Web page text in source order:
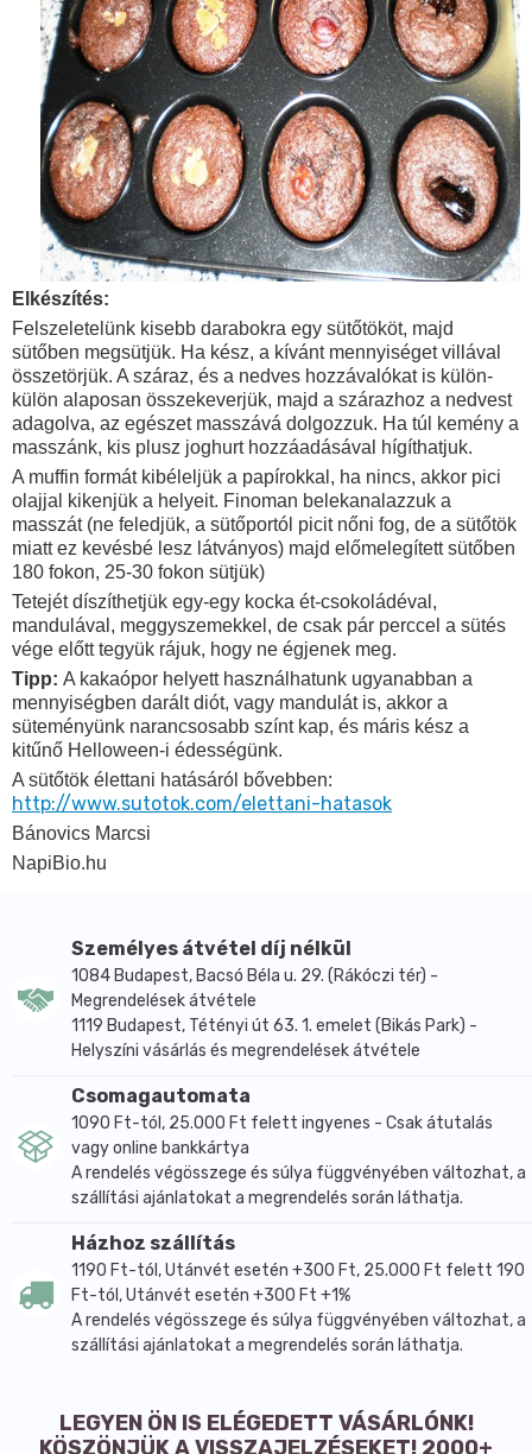
Elkészítés:
Felszeletelünk kisebb darabokra egy sütőtököt, majd
sütőben megsütjük. Ha kész, a kívánt mennyiséget villával
összetörjük. A száraz, és a nedves hozzávalókat is külön-
külön alaposan összekeverjük, majd a szárazhoz a nedvest
adagolva, az egészet masszává dolgozzuk. Ha túl kemény a
masszánk, kis plusz joghurt hozzáadásával hígíthatjuk.
A muffin formát kibéleljük a papírokkal, ha nincs, akkor pici
olajjal kikenjük a helyeit. Finoman belekanalazzuk a
masszát (ne feledjük, a sütőportól picit nőni fog, de a sütőtök
miatt ez kevésbé lesz látványos) majd előmelegített sütőben
180 fokon, 25-30 fokon sütjük)
Tetejét díszíthetjük egy-egy kocka ét-csokoládéval,
mandulával, meggyszemekkel, de csak pár perccel a sütés
vége előtt tegyük rájuk, hogy ne égjenek meg.
Tipp: A kakaópor helyett használhatunk ugyanabban a
mennyiségben darált diót, vagy mandulát is, akkor a
süteményünk narancsosabb színt kap, és máris kész a
kitűnő Helloween-i édességünk.
A sütőtök élettani hatásáról bővebben:
http://www.sutotok.com/elettani-hatasok
Bánovics Marcsi
NapiBio.hu
Személyes átvétel díj nélkül
1084 Budapest, Bacsó Béla u. 29. (Rákóczi tér) -
Megrendelések átvétele
1119 Budapest, Tétényi út 63. 1. emelet (Bikás Park) -
Helyszíni vásárlás és megrendelések átvétele
Csomagautomata
1090 Ft-tól, 25.000 Ft felett ingyenes - Csak átutalás
vagy online bankkártya
A rendelés végösszege és súlya függvényében változhat, a
szállítási ajánlatokat a megrendelés során láthatja.
Házhoz szállítás
1190 Ft-tól, Utánvét esetén +300 Ft, 25.000 Ft felett 190
Ft-tól, Utánvét esetén +300 Ft +1%
A rendelés végösszege és súlya függvényében változhat, a
szállítási ajánlatokat a megrendelés során láthatja.
LEGYEN ÖN IS ELÉGEDETT VÁSÁRLÓNK!
KÖSZÖNJÜK A VISSZAJELZÉSEKET! 2000+